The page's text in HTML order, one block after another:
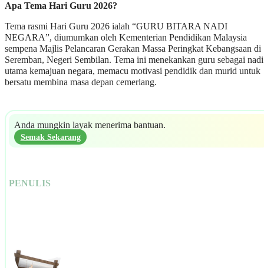
Apa Tema Hari Guru 2026?
Tema rasmi Hari Guru 2026 ialah “GURU BITARA NADI
NEGARA”, diumumkan oleh Kementerian Pendidikan Malaysia
sempena Majlis Pelancaran Gerakan Massa Peringkat Kebangsaan di
Seremban, Negeri Sembilan. Tema ini menekankan guru sebagai nadi
utama kemajuan negara, memacu motivasi pendidik dan murid untuk
bersatu membina masa depan cemerlang.
Anda mungkin layak menerima bantuan.
Semak Sekarang
PENULIS